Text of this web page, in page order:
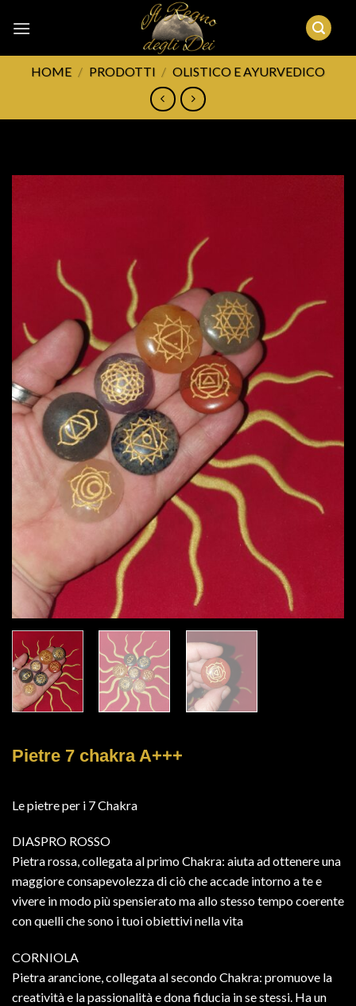
HOME / PRODOTTI / OLISTICO E AYURVEDICO
Pietre 7 chakra A+++
Le pietre per i 7 Chakra
DIASPRO ROSSO
Pietra rossa, collegata al primo Chakra: aiuta ad ottenere una
maggiore consapevolezza di ciò che accade intorno a te e
vivere in modo più spensierato ma allo stesso tempo coerente
con quelli che sono i tuoi obiettivi nella vita
CORNIOLA
Pietra arancione, collegata al secondo Chakra: promuove la
creatività e la passionalità e dona fiducia in se stessi. Ha un